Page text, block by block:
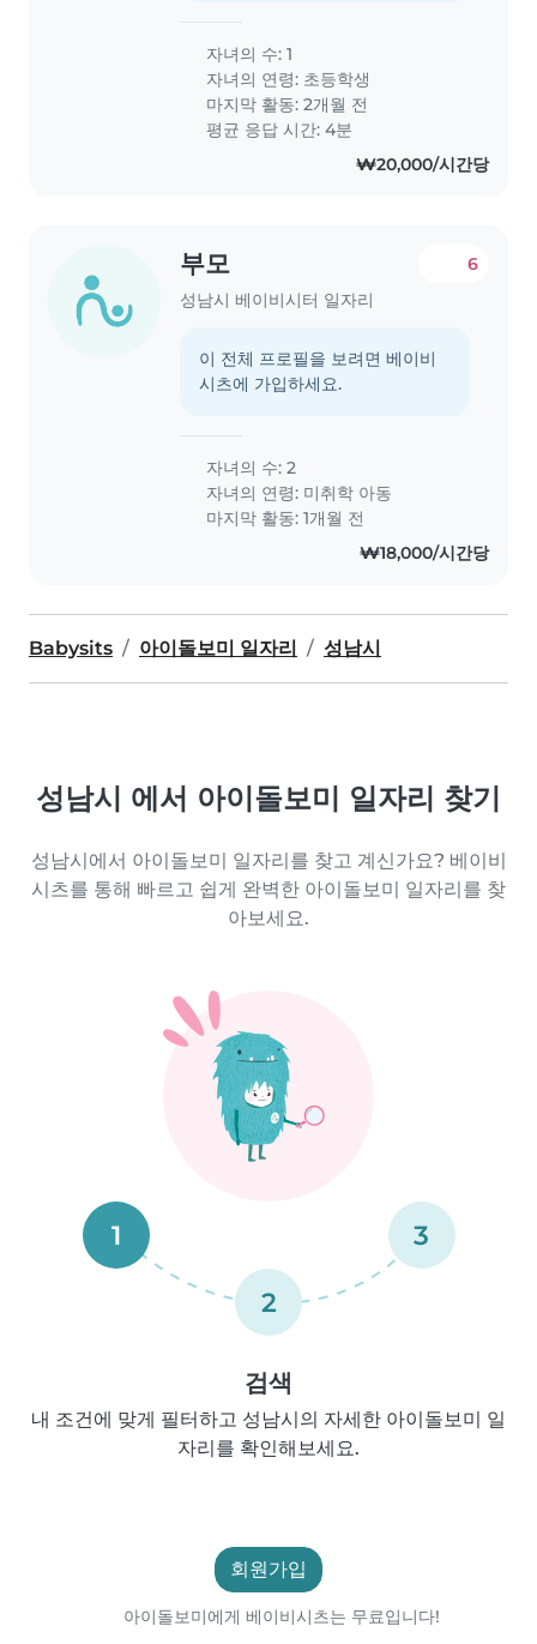
자녀의 수: 1
자녀의 연령: 초등학생
마지막 활동: 2개월 전
평균 응답 시간: 4분
₩20,000/시간당
부모
성남시 베이비시터 일자리
6
이 전체 프로필을 보려면 베이비
시츠에 가입하세요.
자녀의 수: 2
자녀의 연령: 미취학 아동
마지막 활동: 1개월 전
₩18,000/시간당
Babysits 아이돌보미 일자리 성남시
성남시 에서 아이돌보미 일자리 찾기
성남시에서 아이돌보미 일자리를 찾고 계신가요? 베이비
시츠를 통해 빠르고 쉽게 완벽한 아이돌보미 일자리를 찾
아보세요.
1
2
3
검색
내 조건에 맞게 필터하고 성남시의 자세한 아이돌보미 일
자리를 확인해보세요.
회원가입
아이돌보미에게 베이비시츠는 무료입니다!